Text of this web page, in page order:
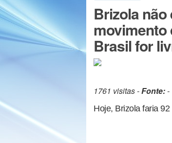
Brizola não
movimento
Brasil for
1761 visitas -Fonte:-
Hoje, Brizola faria